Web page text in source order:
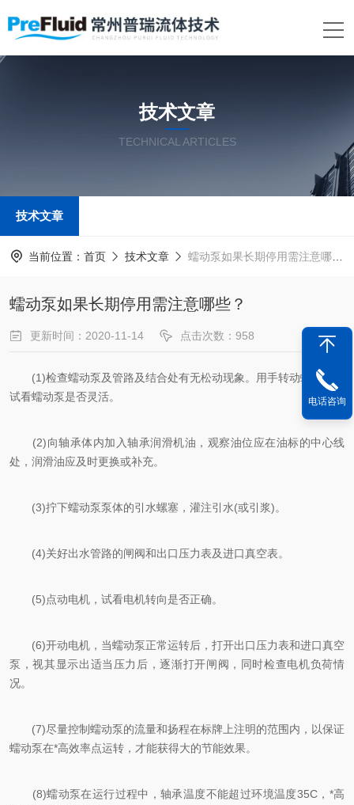
技术文章
TECHNICAL ARTICLES
技术文章
当前位置： 首页 技术文章 蠕动泵如果长期停用需注意哪些？
蠕动泵如果长期停用需注意哪些？
更新时间：2020-11-14 点击次数：958
(1)检查蠕动泵及管路及结合处有无松动现象。用手转动蠕动泵，
试看蠕动泵是否灵活。
(2)向轴承体内加入轴承润滑机油，观察油位应在油标的中心线
处，润滑油应及时更换或补充。
(3)拧下蠕动泵泵体的引水螺塞，灌注引水(或引浆)。
(4)关好出水管路的闸阀和出口压力表及进口真空表。
(5)点动电机，试看电机转向是否正确。
(6)开动电机，当蠕动泵正常运转后，打开出口压力表和进口真空
泵，视其显示出适当压力后，逐渐打开闸阀，同时检查电机负荷情
况。
(7)尽量控制蠕动泵的流量和扬程在标牌上注明的范围内，以保证
蠕动泵在*高效率点运转，才能获得大的节能效果。
(8)蠕动泵在运行过程中，轴承温度不能超过环境温度35C，*高
电话咨询